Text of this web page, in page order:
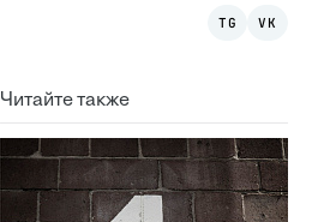
TG VK
Читайте также